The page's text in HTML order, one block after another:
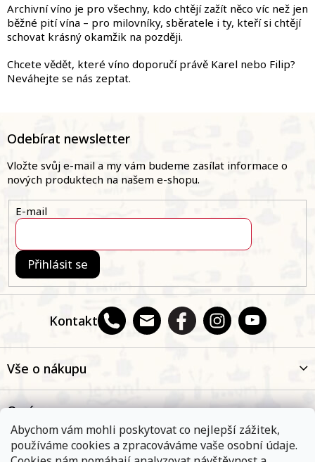
Abychom vám mohli poskytovat co nejlepší zážitek,
používáme cookies a zpracováváme vaše osobní údaje.
Archivní víno je pro všechny, kdo chtějí zažít něco víc než jen
běžné pití vína – pro milovníky, sběratele i ty, kteří si chtějí
schovat krásný okamžik na později.
Chcete vědět, které víno doporučí právě Karel nebo Filip?
Neváhejte se nás zeptat.
a
Kontakt
Odebírat newsletter
Vložte svůj e-mail a my vám budeme zasílat informace o
nových produktech na našem e-shopu.
E-mail
Přihlásit se
Vše o nákupu
O nás
Oblíbené kategorie